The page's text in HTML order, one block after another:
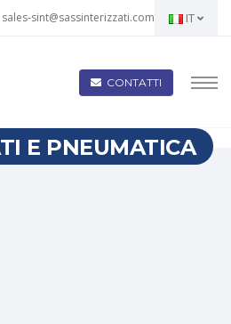
sales-sint@sassinterizzati.com IT
CONTATTI
E PNEUMATICA